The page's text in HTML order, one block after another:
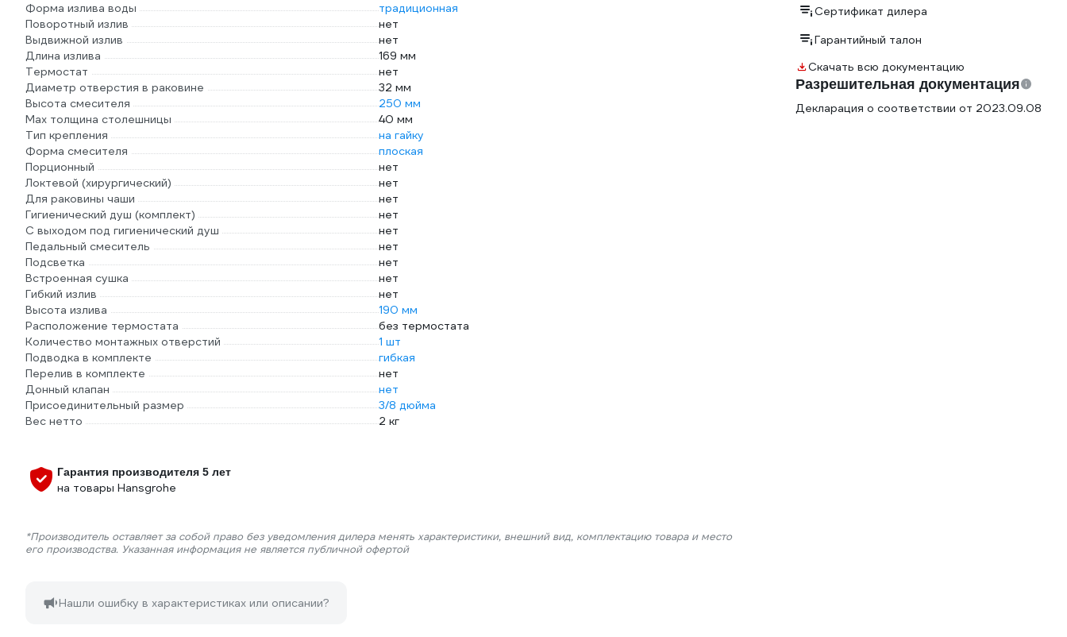
Форма излива воды
традиционная
Поворотный излив
нет
Выдвижной излив
нет
Длина излива
169 мм
Термостат
нет
Диаметр отверстия в раковине
32 мм
Высота смесителя
250 мм
Мах толщина столешницы
40 мм
Тип крепления
на гайку
Форма смесителя
плоская
Порционный
нет
Локтевой (хирургический)
нет
Для раковины чаши
нет
Гигиенический душ (комплект)
нет
С выходом под гигиенический душ
нет
Педальный смеситель
нет
Подсветка
нет
Встроенная сушка
нет
Гибкий излив
нет
Высота излива
190 мм
Расположение термостата
без термостата
Количество монтажных отверстий
1 шт
Подводка в комплекте
гибкая
Перелив в комплекте
нет
Донный клапан
нет
Присоединительный размер
3/8 дюйма
Вес нетто
2 кг
Гарантия производителя 5 лет
на товары Hansgrohe
*Производитель оставляет за собой право без уведомления дилера менять характеристики, внешний вид, комплектацию товара и место
его производства. Указанная информация не является публичной офертой
Нашли ошибку в характеристиках или описании?
Сертификат дилера
Гарантийный талон
Скачать всю документацию
Разрешительная документация
Декларация о соответствии от 2023.09.08